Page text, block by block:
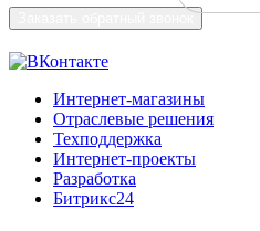
Интернет-магазины
Отраслевые решения
Техподдержка
Интернет-проекты
Разработка
Битрикс24